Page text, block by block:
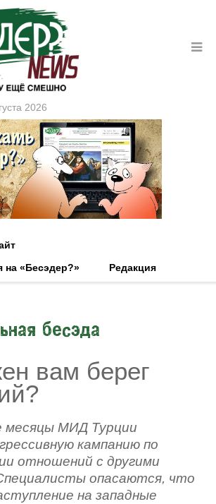
2026
на «Бесэдер?»
Редакция
бесэда
вам берег
месяцы МИД Турции
кампанию по
отношений с другими
опасаются, что
на западные